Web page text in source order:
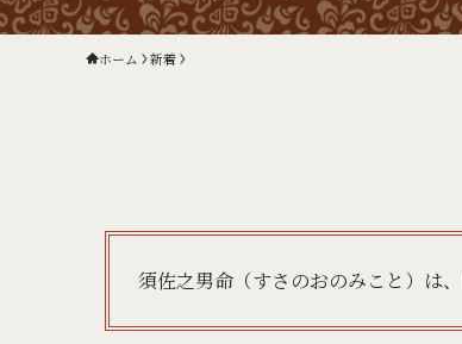
ホーム 新着
須佐之男命（すさのおのみこと）は